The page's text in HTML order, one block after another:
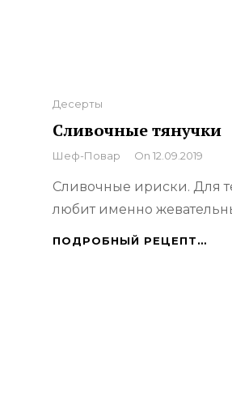
Categories
Десерты
Сливочные тянучки
By
Шеф-Повар On 12.09.2019
Сливочные ириски. Для
любит именно
ПОДРОБНЫЙ РЕЦЕПТ…